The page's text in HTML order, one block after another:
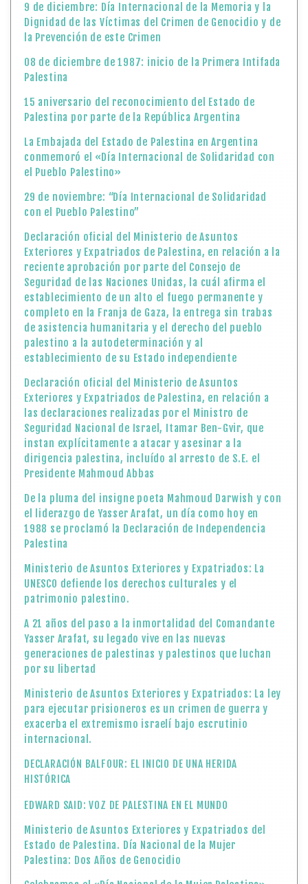
9 de diciembre: Día Internacional de la Memoria y la
Dignidad de las Víctimas del Crimen de Genocidio y de
la Prevención de este Crimen
08 de diciembre de 1987: inicio de la Primera Intifada
Palestina
15 aniversario del reconocimiento del Estado de
Palestina por parte de la República Argentina
La Embajada del Estado de Palestina en Argentina
conmemoró el «Día Internacional de Solidaridad con
el Pueblo Palestino»
29 de noviembre: “Día Internacional de Solidaridad
con el Pueblo Palestino”
Declaración oficial del Ministerio de Asuntos
Exteriores y Expatriados de Palestina, en relación a la
reciente aprobación por parte del Consejo de
Seguridad de las Naciones Unidas, la cuál afirma el
establecimiento de un alto el fuego permanente y
completo en la Franja de Gaza, la entrega sin trabas
de asistencia humanitaria y el derecho del pueblo
palestino a la autodeterminación y al
establecimiento de su Estado independiente
Declaración oficial del Ministerio de Asuntos
Exteriores y Expatriados de Palestina, en relación a
las declaraciones realizadas por el Ministro de
Seguridad Nacional de Israel, Itamar Ben-Gvir, que
instan explícitamente a atacar y asesinar a la
dirigencia palestina, incluído al arresto de S.E. el
Presidente Mahmoud Abbas
De la pluma del insigne poeta Mahmoud Darwish y con
el liderazgo de Yasser Arafat, un día como hoy en
1988 se proclamó la Declaración de Independencia
Palestina
Ministerio de Asuntos Exteriores y Expatriados: La
UNESCO defiende los derechos culturales y el
patrimonio palestino.
A 21 años del paso a la inmortalidad del Comandante
Yasser Arafat, su legado vive en las nuevas
generaciones de palestinas y palestinos que luchan
por su libertad
Ministerio de Asuntos Exteriores y Expatriados: La ley
para ejecutar prisioneros es un crimen de guerra y
exacerba el extremismo israelí bajo escrutinio
internacional.
DECLARACIÓN BALFOUR: EL INICIO DE UNA HERIDA
HISTÓRICA
EDWARD SAID: VOZ DE PALESTINA EN EL MUNDO
Ministerio de Asuntos Exteriores y Expatriados del
Estado de Palestina. Día Nacional de la Mujer
Palestina: Dos Años de Genocidio